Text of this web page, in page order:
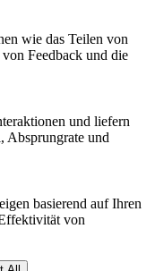
wie das Teilen von
Feedback und die
und liefern
Absprungrate und
basierend auf Ihren
von